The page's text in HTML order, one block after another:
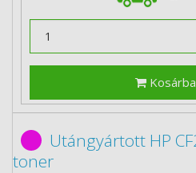
Utángyártott HP
toner